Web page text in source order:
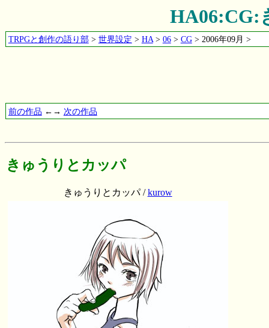
HA06:CG:
TRPGと創作の語り部> 世界設定 > HA> 06> CG> 2006年09月 >
前の作品 ←→ 次の作品
きゅうりとカッパ
きゅうりとカッパ /kurow